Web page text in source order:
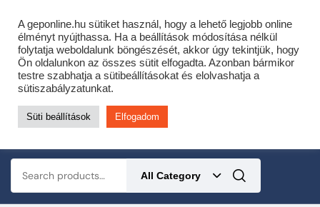
Cofidis expressz online áruhitel 0 % THM-el 10 hónapra!
Most minden akciós HQ láncfűrészhez ajándékba adunk egy fűrészláncot!
Részletek ide kattintva!
KERTÉSZETI – ERDÉSZETI – ÉPÍTŐIPARI GÉP WEBSHOP
All Category
A geponline.hu sütiket használ, hogy a lehető legjobb online
élményt nyújthassa. Ha a beállítások módosítása nélkül
folytatja weboldalunk böngészését, akkor úgy tekintjük, hogy
Ön oldalunkon az összes sütit elfogadta. Azonban bármikor
testre szabhatja a sütibeállításokat és elolvashatja a
sütiszabályzatunkat.
Süti beállítások Elfogadom